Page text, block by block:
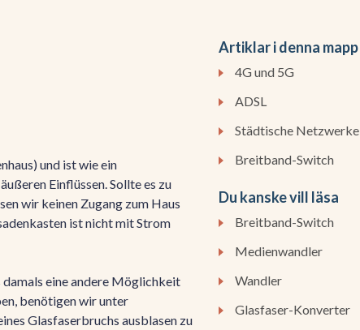
und ist wie ein
Einflüssen. Sollte es zu
wir keinen Zugang zum Haus
ist nicht mit Strom
eine andere Möglichkeit
benötigen wir unter
Glasfaserbruchs ausblasen zu
Artiklar i denna mapp
4G und 5G
ADSL
Städtische Netzwerke
Breitband-Switch
Du kanske vill läsa
Breitband-Switch
Medienwandler
Wandler
Glasfaser-Konverter